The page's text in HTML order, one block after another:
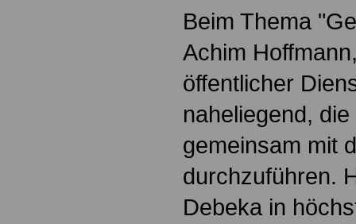
Beim Thema
Achim
öffentlicher
naheliegend,
gemeinsam mit
durchzuführen.
Debeka in